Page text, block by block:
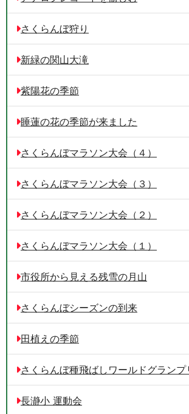
さくらんぼ狩り
新緑の関山大滝
紫陽花の季節
睡蓮の花の季節が来ました
さくらんぼマラソン大会（４）
さくらんぼマラソン大会（３）
さくらんぼマラソン大会（２）
さくらんぼマラソン大会（１）
市役所から見える残雪の月山
さくらんぼシーズンの到来
田植えの季節
さくらんぼ種飛ばしワールドグランプ
長瀞小 運動会